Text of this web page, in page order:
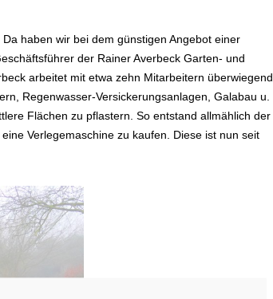
haben wir bei dem günstigen Angebot einer
der Rainer Averbeck Garten- und
arbeitet mit etwa zehn Mitarbeitern überwiegend
Regenwasser-Versickerungsanlagen, Galabau u.
Flächen zu pflastern. So entstand allmählich der
Verlegemaschine zu kaufen. Diese ist nun seit